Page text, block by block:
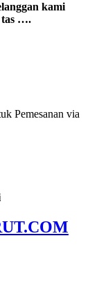
kami
tas ….
Pemesanan via